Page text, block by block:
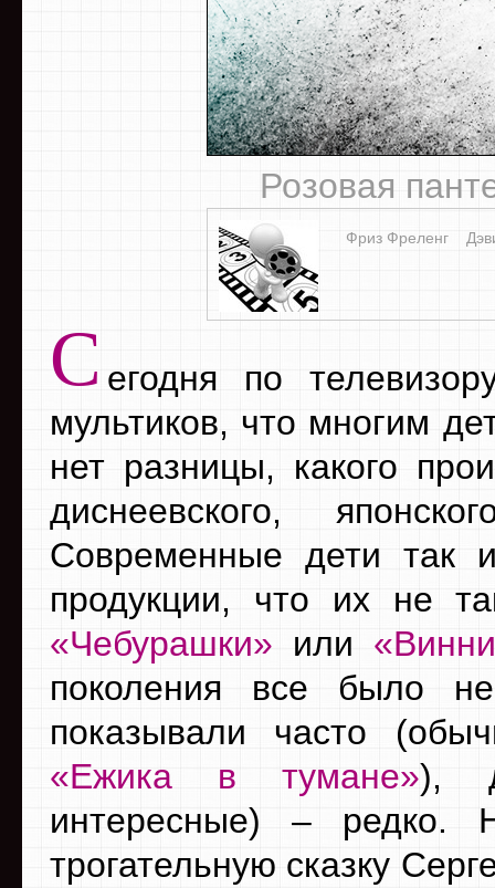
Розовая
Фриз Фреленг
С егодня по
мультиков, что многим
нет разницы, какого
диснеевского,
Современные дети так
продукции, что их не
«Чебурашки» или
поколения все было
показывали часто
«Ежика в тумане»),
интересные) – редко.
трогательную сказку